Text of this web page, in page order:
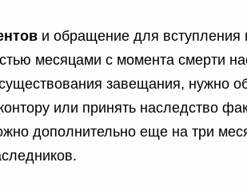
и обращение для вступления
месяцами с момента смерти
завещания, нужно
или принять наследство
дополнительно еще на три